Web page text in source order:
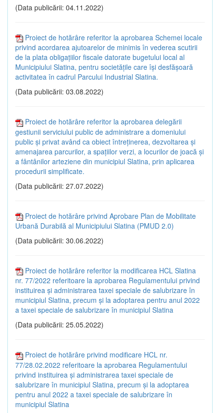
(Data publicării: 04.11.2022)
Proiect de hotărâre referitor la aprobarea Schemei locale
privind acordarea ajutoarelor de minimis în vederea scutirii
de la plata obligațiilor fiscale datorate bugetului local al
Municipiului Slatina, pentru societăţile care își desfăşoară
activitatea în cadrul Parcului Industrial Slatina.
(Data publicării: 03.08.2022)
Proiect de hotărâre referitor la aprobarea delegării
gestiunii serviciului public de administrare a domeniului
public și privat având ca obiect întreţinerea, dezvoltarea și
amenajarea parcurilor, a spaţiilor verzi, a locurilor de joacă şi
a fântânilor arteziene din municipiul Slatina, prin aplicarea
procedurii simplificate.
(Data publicării: 27.07.2022)
Proiect de hotărâre privind Aprobare Plan de Mobilitate
Urbană Durabilă al Municipiului Slatina (PMUD 2.0)
(Data publicării: 30.06.2022)
Proiect de hotărâre referitor la modificarea HCL Slatina
nr. 77/2022 referitoare la aprobarea Regulamentului privind
instituirea și administrarea taxei speciale de salubrizare în
municipiul Slatina, precum și la adoptarea pentru anul 2022
a taxei speciale de salubrizare în municipiul Slatina
(Data publicării: 25.05.2022)
Proiect de hotărâre privind modificare HCL nr.
77/28.02.2022 referitoare la aprobarea Regulamentului
privind instituirea și administrarea taxei speciale de
salubrizare în municipiul Slatina, precum și la adoptarea
pentru anul 2022 a taxei speciale de salubrizare în
municipiul Slatina